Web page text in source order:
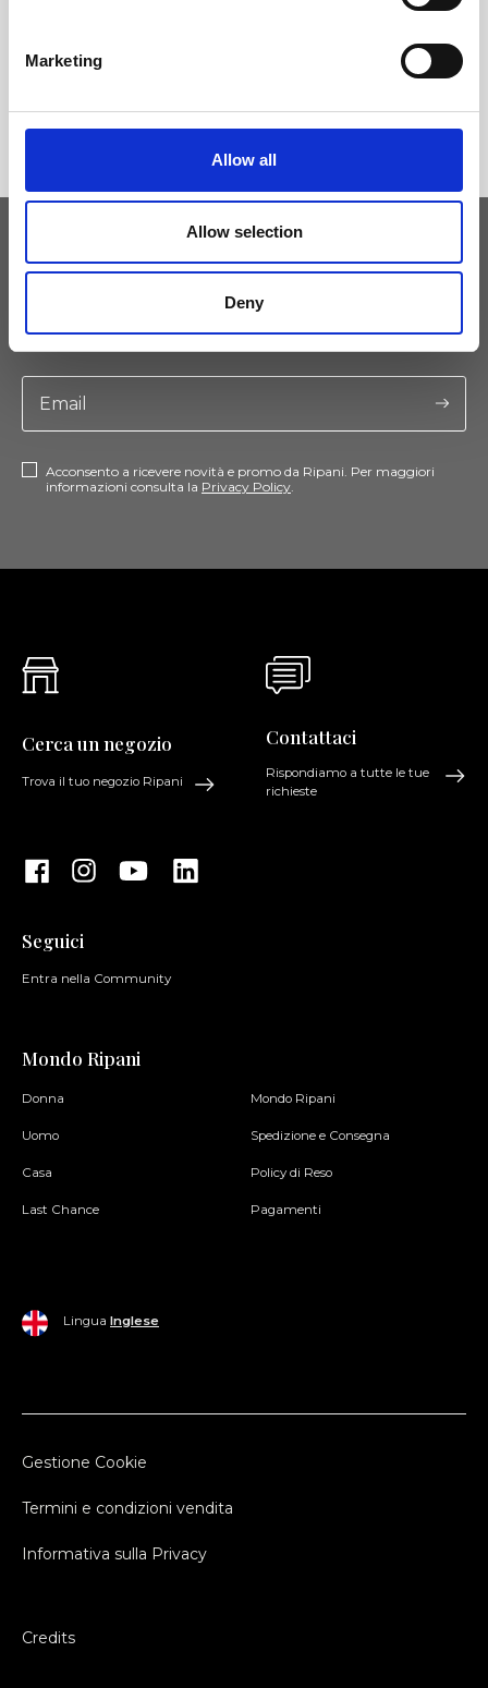
Marketing
Allow all
Allow selection
Deny
Tieniti aggiornato
Acconsento a ricevere novità e promo da Ripani. Per maggiori
informazioni consulta la Privacy Policy
Cerca un negozio
Trova il tuo negozio Ripani
Seguici
Entra nella Community
Contattaci
Rispondiamo a tutte le tue
richieste
Mondo Ripani
Donna
Uomo
Casa
Last Chance
Mondo Ripani
Spedizione e Consegna
Policy di Reso
Pagamenti
Lingua Inglese
Gestione Cookie
Termini e condizioni vendita
Informativa sulla Privacy
Credits